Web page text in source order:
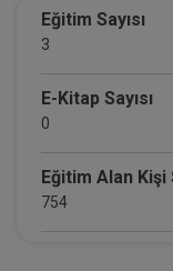
Eğitim Sayısı
3
E-Kitap Sayısı
0
Eğitim Alan Kişi
754